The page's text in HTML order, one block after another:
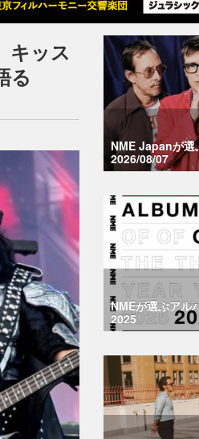
キッス
る
NME Japanが選
2026/08/07
NMEが選ぶアル
2025